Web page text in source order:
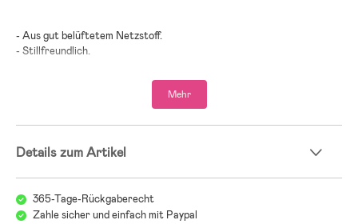
- Aus gut belüftetem Netzstoff.
- Stillfreundlich.
- Alle Tragepositionen, die Du brauchst, wenn das Kind wächst,
inklusive der vorwärtsschauenden Position.
- Die Schultergurte können auch gekreuzt getragen werden.
- Kapuze als Schutz vor der Sonne und Sichtschutz beim Stillen.
- Praktische Aufbewahrungstasche enthalten.
- Vom norwegischen Verbraucherportal Babytesterne.no 2018 als
Testsieger ausgezeichnet.
Mehr
Details zum Artikel
365-Tage-Rückgaberecht
Zahle sicher und einfach mit Paypal